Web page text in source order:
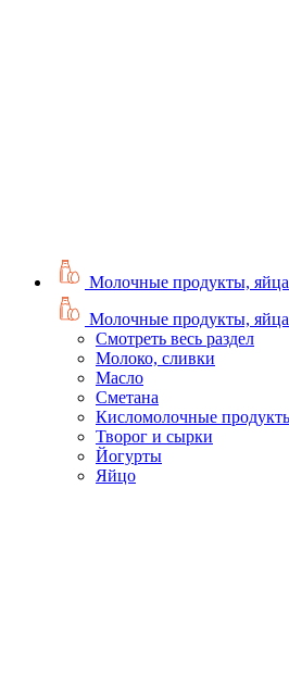
Молочные продукты, яйца
Молочные продукты, яйца
Смотреть весь раздел
Молоко, сливки
Масло
Сметана
Кисломолочные
Творог и сырки
Йогурты
Яйцо